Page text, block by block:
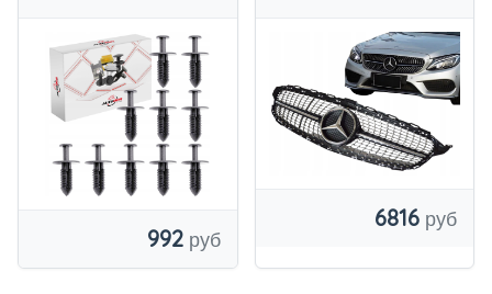
ГРЯЗЕВЫЕ
РАСШИРИТЕЛЬНЫ
Е ШПИНЫ X 10 ШТ.
1249900492
992
6816